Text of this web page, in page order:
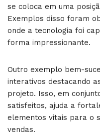
se coloca em uma
Exemplos disso foram
onde a tecnologia foi
forma impressionante.
Outro exemplo bem-
interativos destacando
projeto. Isso, em
satisfeitos, ajuda a
elementos vitais para o
vendas.